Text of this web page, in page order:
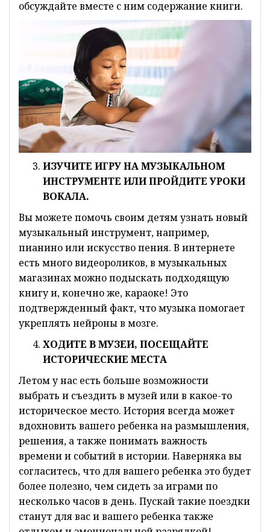
обсуждайте вместе с ним содержание книги.
ИЗУЧИТЕ ИГРУ НА МУЗЫКАЛЬНОМ
ИНСТРУМЕНТЕ ИЛИ ПРОЙДИТЕ УРОКИ
ВОКАЛА.
Вы можете помочь своим детям узнать новый
музыкальный инструмент, например,
пианино или искусство пения. В интернете
есть много видеороликов, в музыкальных
магазинах можно подыскать подходящую
книгу и, конечно же, караоке! Это
подтвержденный факт, что музыка помогает
укреплять нейроны в мозге.
ХОДИТЕ В МУЗЕИ, ПОСЕЩАЙТЕ
ИСТОРИЧЕСКИЕ МЕСТА
Летом у нас есть больше возможности
выбрать и съездить в музей или в какое-то
историческое место. История всегда может
вдохновить вашего ребенка на размышления,
решения, а также понимать важность
времени и событий в истории. Наверняка вы
согласитесь, что для вашего ребенка это будет
более полезно, чем сидеть за играми по
несколько часов в день. Пускай такие поездки
станут для вас и вашего ребенка также